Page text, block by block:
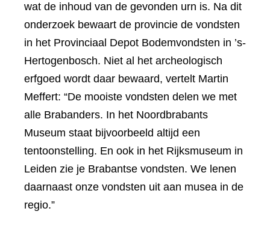
wat de inhoud van de gevonden urn is. Na dit
onderzoek bewaart de provincie de vondsten
in het Provinciaal Depot Bodemvondsten in ’s-
Hertogenbosch. Niet al het archeologisch
erfgoed wordt daar bewaard, vertelt Martin
Meffert: “De mooiste vondsten delen we met
alle Brabanders. In het Noordbrabants
Museum staat bijvoorbeeld altijd een
tentoonstelling. En ook in het Rijksmuseum in
Leiden zie je Brabantse vondsten. We lenen
daarnaast onze vondsten uit aan musea in de
regio.”